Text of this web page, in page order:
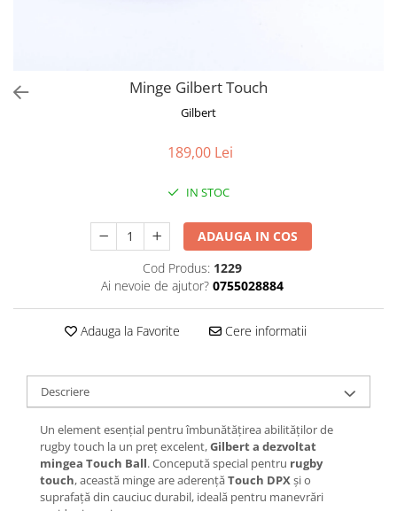
Minge Gilbert Touch
Gilbert
189,00 Lei
IN STOC
ADAUGA IN COS
Cod Produs: 1229
Ai nevoie de ajutor? 0755028884
Adauga la Favorite Cere informatii
Descriere
Un element esențial pentru îmbunătățirea abilităților de
rugby touch la un preț excelent,Gilbert a dezvoltat
mingea Touch Ball. Concepută special pentru rugby
touch, această minge are aderențăTouch DPXși o
suprafață din cauciuc durabil, ideală pentru manevrări